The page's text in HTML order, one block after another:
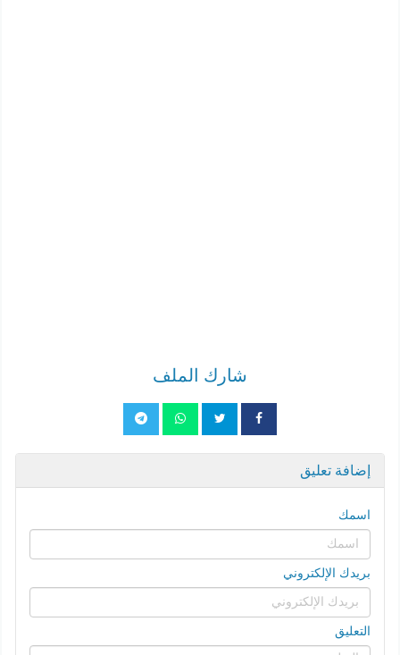
شارك الملف
إضافة تعليق
اسمك
بريدك الإلكتروني
التعليق